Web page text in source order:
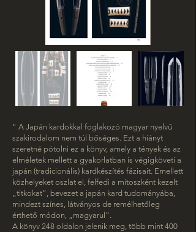
" A Japán kardokkal foglakozó magyar nyelvű
szakirodalom nem túl bőséges. Ezt a hiányt
szeretné pótolni ez a könyv, amely a tények és az
elméletek mellett a gyakorlatban is végigköveti a
japán (tradicionális) kardkészítés fázisait. Emellett
közhelyeket oszlat el, felfedi a mítoszként kezelt
„titkokat”, bevezet a japán kard tudományába,
mindezt színes, látványos de remélhetőleg
érthető módon, „magyarul”.
A könyv 248 oldalon jelenik meg, több mint 400